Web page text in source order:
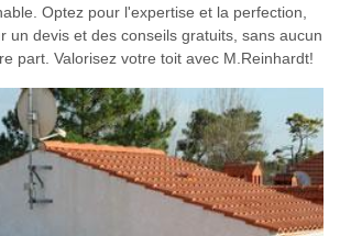
Optez pour l'expertise et la perfection,
un devis et des conseils gratuits, sans aucun
part. Valorisez votre toit avec M.Reinhardt!